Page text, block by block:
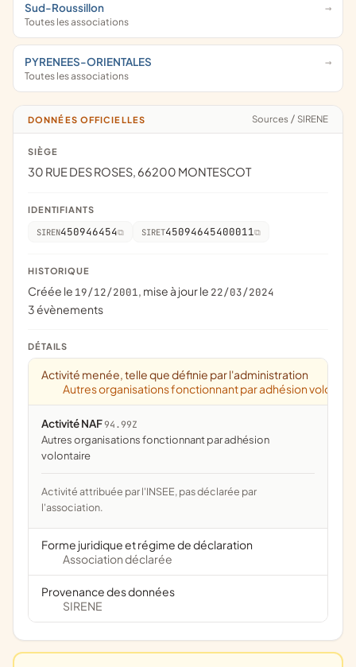
Sud-Roussillon
Toutes les associations
PYRENEES-ORIENTALES
Toutes les associations
DONNÉES OFFICIELLES Sources / SIRENE
SIÈGE
30 RUE DES ROSES, 66200 MONTESCOT
IDENTIFIANTS
SIREN450946454 SIRET45094645400011
HISTORIQUE
Créée le 19/12/2001, mise à jour le 22/03/2024
3 évènements
DÉTAILS
Activité menée, telle que définie par l'administration
Autres organisations fonctionnant par adhésion
Activité NAF94.99Z
Autres organisations fonctionnant par adhésion
volontaire
Activité attribuée par l'INSEE, pas déclarée par
l'association.
Forme juridique et régime de déclaration
Association déclarée
Provenance des données
SIRENE